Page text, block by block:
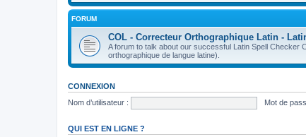
FORUM
COL - Correcteur Orthographique Latin -
A forum to talk about our successful Latin Spell
orthographique de langue latine).
CONNEXION
Nom d’utilisateur :
Mot de
QUI EST EN LIGNE ?